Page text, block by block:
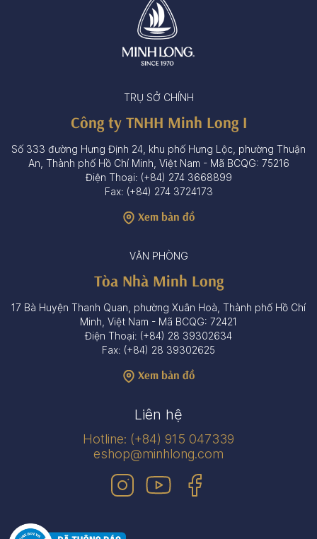
TRỤ SỞ CHÍNH
Công ty TNHH Minh Long I
Số 333 đường Hưng Định 24, khu phố Hưng Lộc, phường Thuận
An, Thành phố Hồ Chí Minh, Việt Nam - Mã BCQG: 75216
Điện Thoại: (+84) 274 3668899
Fax: (+84) 274 3724173
Xem bản đồ
VĂN PHÒNG
Tòa Nhà Minh Long
17 Bà Huyện Thanh Quan, phường Xuân Hoà, Thành phố Hồ Chí
Minh, Việt Nam - Mã BCQG: 72421
Điện Thoại: (+84) 28 39302634
Fax: (+84) 28 39302625
Xem bản đồ
Liên hệ
Hotline: (+84) 915 047339
eshop@minhlong.com